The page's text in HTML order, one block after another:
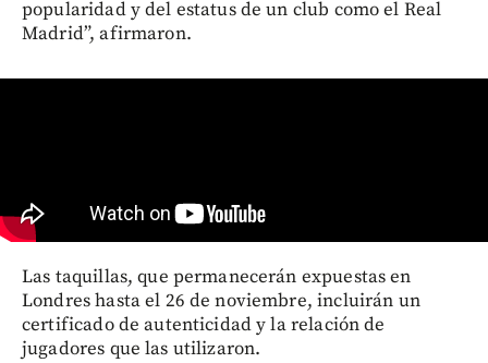
popularidad y del estatus de un club como el Real
Madrid”, afirmaron.
Las taquillas, que permanecerán expuestas en
Londres hasta el 26 de noviembre, incluirán un
certificado de autenticidad y la relación de
jugadores que las utilizaron.